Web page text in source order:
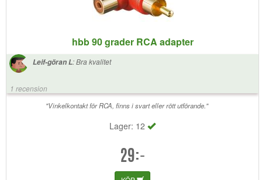
hbb 90 grader RCA adapter
Leif-göran L:Bra kvalitet
1 recension
"Vinkelkontakt för RCA, finns i svart eller rött utförande."
Lager: 12
29:-